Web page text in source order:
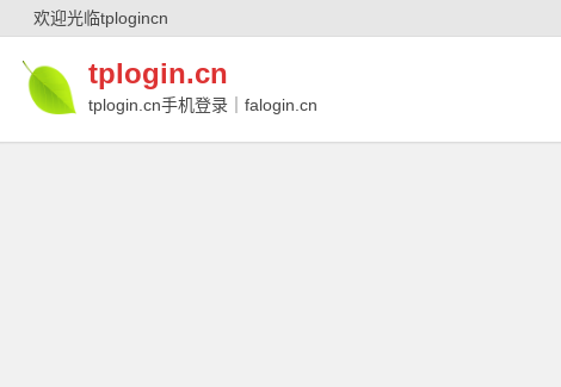
欢迎光临tplogincn
tplogin.cn
tplogin.cn手机登录｜falogin.cn